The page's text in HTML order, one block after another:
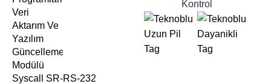
Syscall SR-RS-232
Kontrol